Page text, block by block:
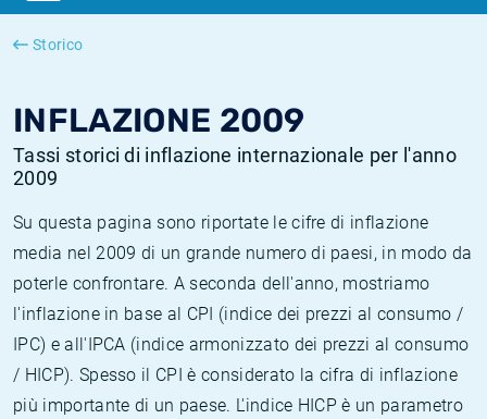
Storico
INFLAZIONE 2009
Tassi storici di inflazione internazionale per l'anno
2009
Su questa pagina sono riportate le cifre di inflazione
media nel 2009 di un grande numero di paesi, in modo da
poterle confrontare. A seconda dell'anno, mostriamo
l'inflazione in base al CPI (indice dei prezzi al consumo /
IPC) e all'IPCA (indice armonizzato dei prezzi al consumo
/ HICP). Spesso il CPI è considerato la cifra di inflazione
più importante di un paese. L'indice HICP è un parametro
SONIA
Inflazione Stati Uniti
Tassi storici di TONAR